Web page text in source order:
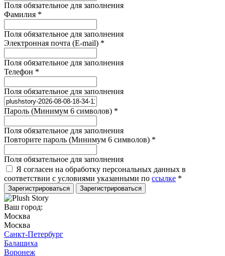
Поля обязательное для заполнения
Фамилия *
Поля обязательное для заполнения
Электронная почта (E-mail) *
Поля обязательное для заполнения
Телефон *
Поля обязательное для заполнения
Пароль (Минимум 6 символов) *
Поля обязательное для заполнения
Повторите пароль (Минимум 6 символов) *
Поля обязательное для заполнения
Я согласен на обработку персональных данных в
соответствии с условиями указанными по ссылке *
Зарегистрироваться
Ваш город:
Москва
Москва
Санкт-Петербург
Балашиха
Воронеж